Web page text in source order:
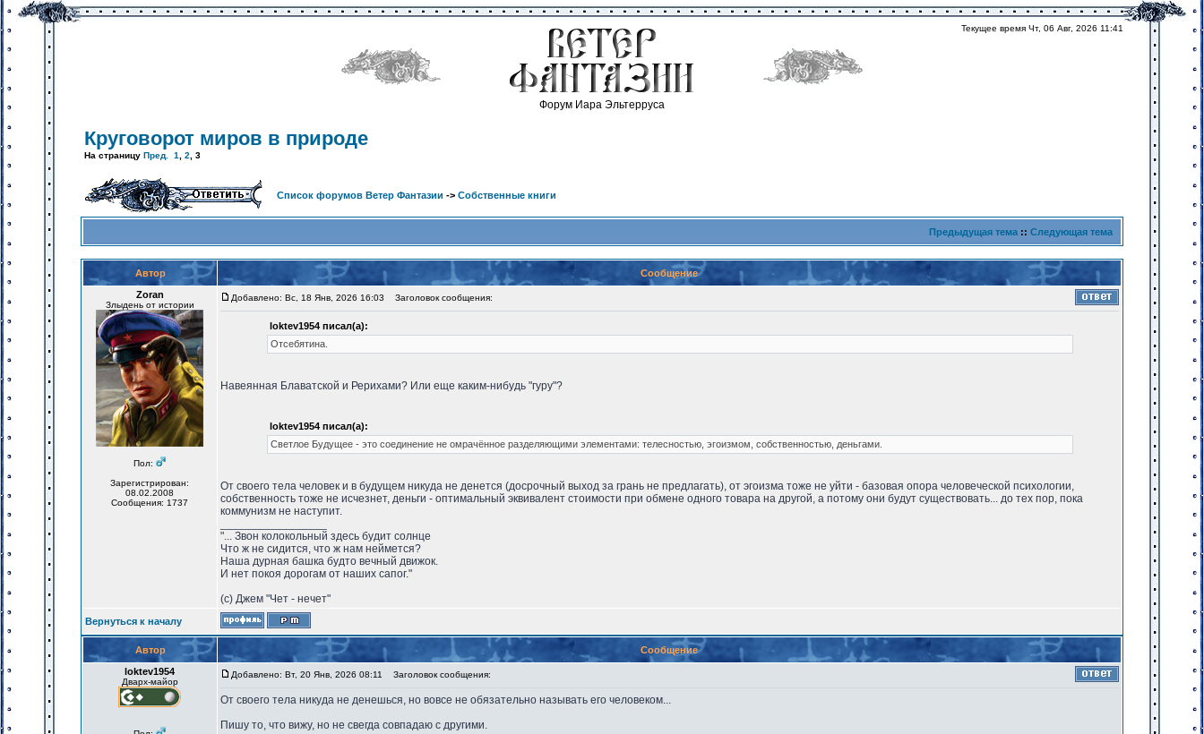
Форум Иара Эльтерруса
Текущее время Чт, 06 Авг, 2026 11:41
Круговорот миров в природе
На страницу Пред. 1 2 3
Список форумов Ветер Фантазии -> Собственные книги
Предыдущая тема :: Следующая тема
Автор
Сообщение
Zoran
Злыдень от истории
Пол:
Зарегистрирован:
08.02.2008
Сообщения: 1737
Добавлено: Вс, 18 Янв, 2026 16:03 Заголовок сообщения:
loktev1954 писал(а):
Отсебятина.
Навеянная Блаватской и Рерихами? Или еще каким-нибудь "гуру"?
loktev1954 писал(а):
Светлое Будущее - это соединение не омрачённое разделяющими элементами: телесностью, эгоизмом, собственностью, деньгами.
От своего тела человек и в будущем никуда не денется (досрочный выход за грань не предлагать), от эгоизма тоже не уйти - базовая опора человеческой психологии,
собственность тоже не исчезнет, деньги - оптимальный эквивалент стоимости при обмене одного товара на другой, а потому они будут существовать... до тех пор, пока
коммунизм не наступит.
"... Звон колокольный здесь будит солнце
Что ж не сидится, что ж нам неймется?
Наша дурная башка будто вечный движок.
И нет покоя дорогам от наших сапог."
(с) Джем "Чет - нечет"
Вернуться к началу
Автор
Сообщение
loktev1954
Дварх-майор
Добавлено: Вт, 20 Янв, 2026 08:11 Заголовок сообщения:
От своего тела никуда не денешься, но вовсе не обязательно называть его человеком...
Пишу то, что вижу, но не свегда совпадаю с другими.